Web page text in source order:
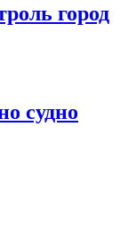
город
судно